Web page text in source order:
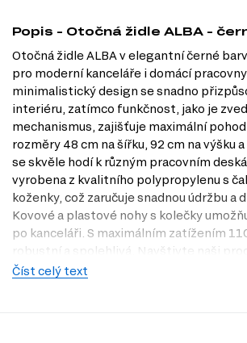
Popis - Otočná židle ALBA -
Otočná židle ALBA v elegantní černé
pro moderní kanceláře i domácí
minimalistický design se snadno
interiéru, zatímco funkčnost, jako je
mechanismus, zajišťuje maximální
rozměry 48 cm na šířku, 92 cm na výšku
se skvěle hodí k různým pracovním
vyrobena z kvalitního polypropylenu s
koženky, což zaručuje snadnou údržbu a
Kovové a plastové nohy s kolečky
po kanceláři. S maximálním zatížením
robustní a spolehlivá. Navštivte naši
nebo se podívejte na nabídku na
Číst celý text